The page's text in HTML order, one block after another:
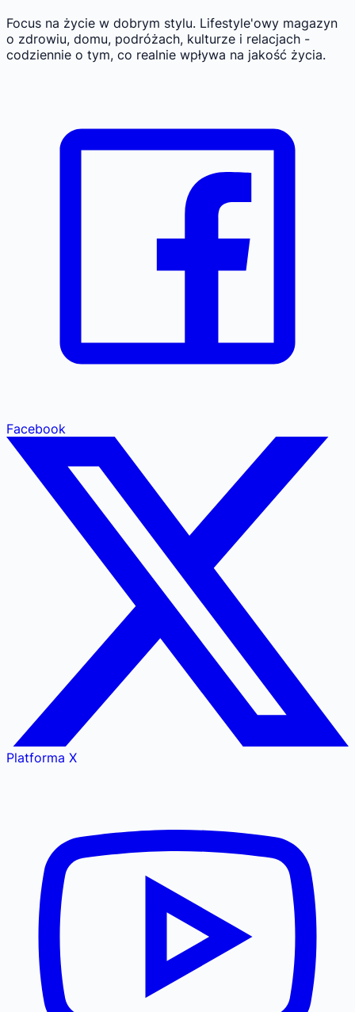
Focus na życie w dobrym stylu. Lifestyle'owy magazyn
o zdrowiu, domu, podróżach, kulturze i relacjach -
codziennie o tym, co realnie wpływa na jakość życia.
Facebook
Platforma X